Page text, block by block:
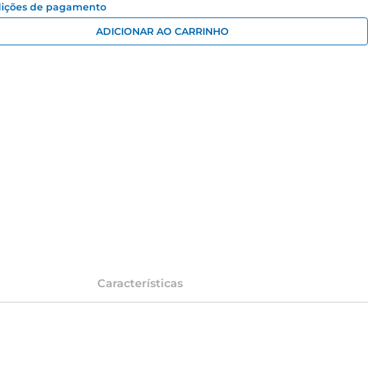
de pagamento
ADICIONAR AO CARRINHO
Características